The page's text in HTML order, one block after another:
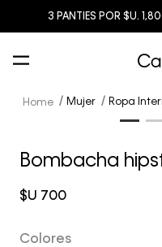
3 PANTIES POR $U.
Mujer Ropa
Bombacha
$U 700
Colores